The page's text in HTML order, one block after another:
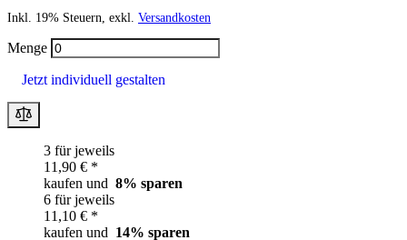
Inkl. 19% Steuern, exkl. Versandkosten
Menge
Jetzt individuell gestalten
3 für jeweils
11,90 € *
kaufen und 8% sparen
6 für jeweils
11,10 € *
kaufen und 14% sparen